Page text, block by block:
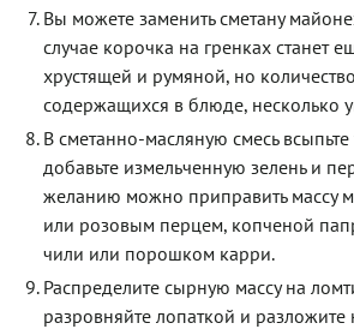
Вы можете заменить сметану
случае корочка на гренках станет
хрустящей и румяной, но
содержащихся в блюде, несколько
В сметанно-масляную смесь
добавьте измельченную зелень и
желанию можно приправить массу
или розовым перцем, копченой
чили или порошком карри.
Распределите сырную массу на
разровняйте лопаткой и